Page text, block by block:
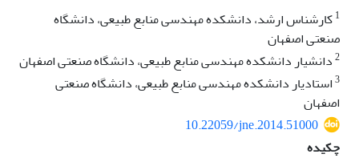
1کارشناس ارشد، دانشکده مهندسی منابع طبیعی، دانشگاه
صنعتی اصفهان
2دانشیار دانشکده مهندسی منابع طبیعی، دانشگاه صنعتی اصفهان
3استادیار دانشکده مهندسی منابع طبیعی، دانشگاه صنعتی
اصفهان
10.22059/jne.2014.51000
چکیده